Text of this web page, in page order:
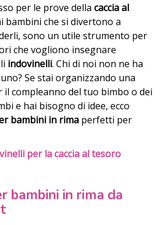
per le prove dellacaccia al
bambini che si divertono a
sono un utile strumento per
che vogliono insegnare
indovinelli. Chi di noi non ne ha
Se stai organizzando una
il compleanno del tuo bimbo o dei
e hai bisogno di idee, ecco
bambini in rima perfetti per
per la caccia al tesoro
bambini in rima da